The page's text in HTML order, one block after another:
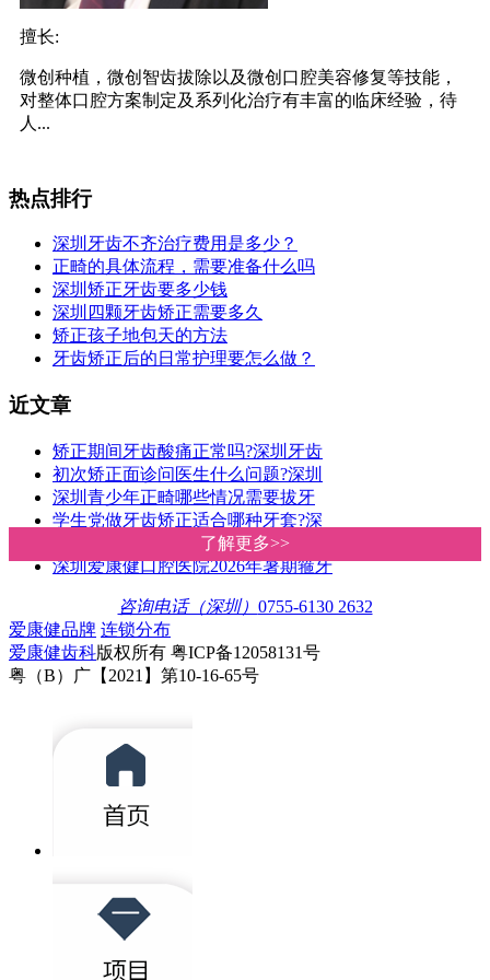
了解更多>>
了解更多>>
擅长:
微创种植，微创智齿拔除以及微创口腔美容修复等技能，
对整体口腔方案制定及系列化治疗有丰富的临床经验，待
人...
热点排行
深圳牙齿不齐治疗费用是多少？
正畸的具体流程，需要准备什么吗
深圳矫正牙齿要多少钱
深圳四颗牙齿矫正需要多久
矫正孩子地包天的方法
牙齿矫正后的日常护理要怎么做？
近文章
矫正期间牙齿酸痛正常吗?深圳牙齿
初次矫正面诊问医生什么问题?深圳
深圳青少年正畸哪些情况需要拔牙
学生党做牙齿矫正适合哪种牙套?深
深圳箍牙价钱几多?爱康健收费比香
深圳爱康健口腔医院2026年暑期箍牙
咨询电话（深圳） 0755-6130 2632
爱康健品牌 连锁分布
爱康健齿科版权所有 粤ICP备12058131号
粤（B）广【2021】第10-16-65号